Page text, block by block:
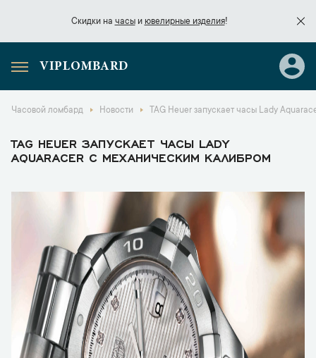
Скидки на часыи ювелирные изделия!
Скидки начасы
VIPLOMBARD
Часовой ломбард Новости TAG Heuer запускает часы Lady
TAG HEUER ЗАПУСКАЕТ ЧАСЫ LADY
AQUARACER С МЕХАНИЧЕСКИМ КАЛИБРОМ